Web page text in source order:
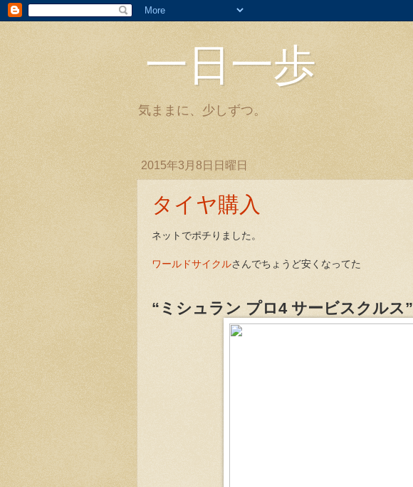
一日一歩
気ままに、少しずつ。
2015年3月8日日曜日
タイヤ購入
ネットでポチりました。
ワールドサイクルさんでちょうど安くなってた
“ミシュラン プロ4 サービスクルス”